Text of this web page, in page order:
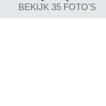
BEKIJK 35 FOTO'S